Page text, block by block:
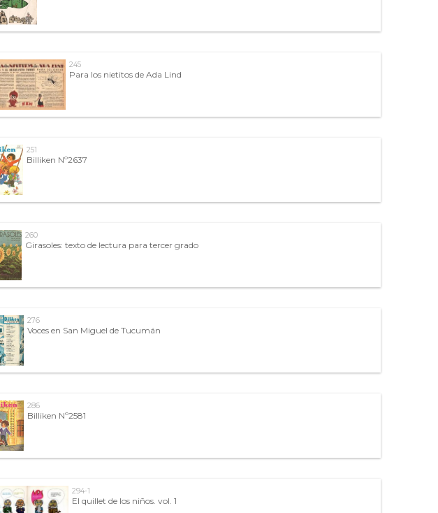
245
Para los nietitos de Ada Lind
251
Billiken Nº2637
260
Girasoles: texto de lectura para tercer grado
276
Voces en San Miguel de Tucumán
286
Billiken Nº2581
294-1
El quillet de los niños. vol. 1